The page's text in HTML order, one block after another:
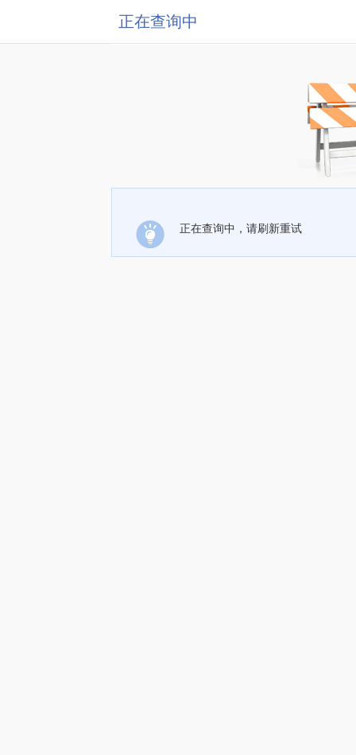
正在查询中
正在查询中，请刷新重试